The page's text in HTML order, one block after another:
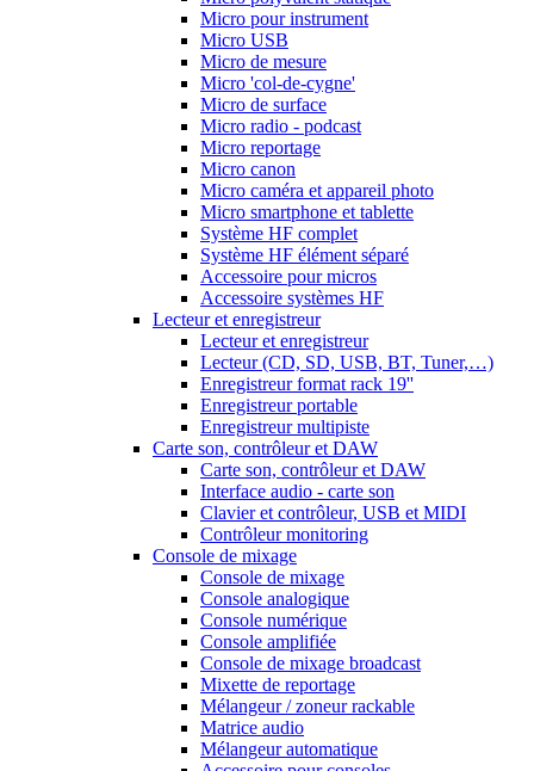
Micro pour instrument
Micro USB
Micro de mesure
Micro 'col-de-cygne'
Micro de surface
Micro radio - podcast
Micro reportage
Micro canon
Micro caméra et appareil photo
Micro smartphone et tablette
Système HF complet
Système HF élément séparé
Accessoire pour micros
Accessoire systèmes HF
Lecteur et enregistreur
Lecteur et enregistreur
Lecteur (CD, SD, USB, BT, Tuner,…)
Enregistreur format rack 19''
Enregistreur portable
Enregistreur multipiste
Carte son, contrôleur et DAW
Carte son, contrôleur et DAW
Interface audio - carte son
Clavier et contrôleur, USB et MIDI
Contrôleur monitoring
Console de mixage
Console de mixage
Console analogique
Console numérique
Console amplifiée
Console de mixage broadcast
Mixette de reportage
Mélangeur / zoneur rackable
Matrice audio
Mélangeur automatique